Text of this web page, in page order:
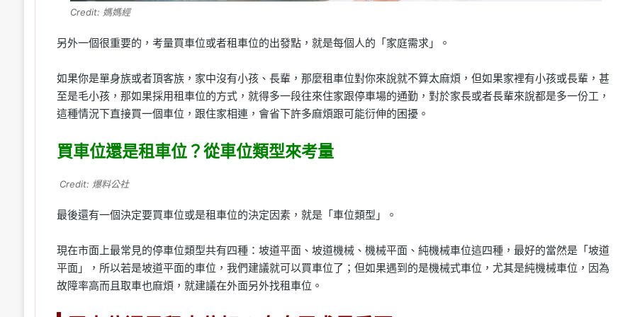
Credit: 媽媽經
另外一個很重要的，考量買車位或者租車位的出發點，就是每個人的「家庭需求」。
如果你是單身族或者頂客族，家中沒有小孩、長輩，那麼租車位對你來說就不算太麻煩，但如果家裡有小孩或長輩，甚
至是毛小孩，那如果採用租車位的方式，就得多一段往來住家跟停車場的通勤，對於家長或者長輩來說都是多一份工，
這種情況下直接買一個車位，跟住家相連，會省下許多麻煩跟可能衍伸的困擾。
買車位還是租車位？從車位類型來考量
Credit: 爆料公社
最後還有一個決定要買車位或是租車位的決定因素，就是「車位類型」。
現在市面上最常見的停車位類型共有四種：坡道平面、坡道機械、機械平面、純機械車位這四種，最好的當然是「坡道
平面」，所以若是坡道平面的車位，我們建議就可以買車位了；但如果遇到的是機械式車位，尤其是純機械車位，因為
故障率高而且取車也麻煩，就建議在外面另外找租車位。